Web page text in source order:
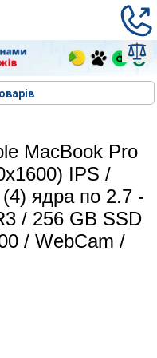
MacBook Pro
IPS /
ядра по 2.7 -
/ 256 GB SSD
/ WebCam /